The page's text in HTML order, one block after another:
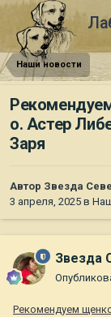
Наши новости
о. Астер
Заря
Автор Звезда
3 апреля, 2025 в
Звезда
Рекомендуем